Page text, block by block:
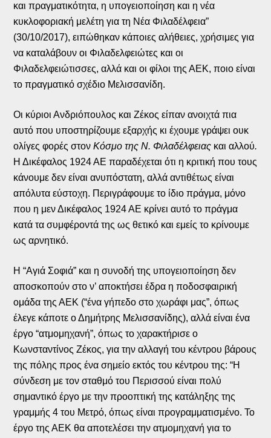
και πραγματικότητα, η υπογειοποίηση και η νέα
κυκλοφοριακή μελέτη για τη Νέα Φιλαδέλφεια”
(30/10/2017), ειπώθηκαν κάποιες αλήθειες, χρήσιμες για
να καταλάβουν οι Φιλαδελφειώτες και οι
Φιλαδελφειώτισσες, αλλά και οι φίλοι της ΑΕΚ, ποιο είναι
το πραγματικό σχέδιο Μελισσανίδη.
Οι κύριοι Ανδριόπουλος και Ζέκος είπαν ανοιχτά πια
αυτό που υποστηρίζουμε εξαρχής κι έχουμε γράψει ουκ
ολίγες φορές στονΚόσμο της Ν. Φιλαδέλφειας και αλλού.
Η Δικέφαλος 1924 ΑΕ παραδέχεται ότι η κριτική που τους
κάνουμε δεν είναι ανυπόστατη, αλλά αντιθέτως είναι
απόλυτα εύστοχη. Περιγράφουμε το ίδιο πράγμα, μόνο
που η μεν Δικέφαλος 1924 ΑΕ κρίνει αυτό το πράγμα
κατά τα συμφέροντά της ως θετικό και εμείς το κρίνουμε
ως αρνητικό.
Η “Αγιά Σοφιά” και η συνοδή της υπογειοποίηση δεν
αποσκοπούν στο ν’ αποκτήσει έδρα η ποδοσφαιρική
ομάδα της ΑΕΚ (“ένα γήπεδο στο χωράφι μας”, όπως
έλεγε κάποτε ο Δημήτρης Μελισσανίδης), αλλά είναι ένα
έργο “ατμομηχανή”, όπως το χαρακτήρισε ο
Κωνσταντίνος Ζέκος, για την αλλαγή του κέντρου βάρους
της πόλης προς ένα σημείο εκτός του κέντρου της: “Η
σύνδεση με τον σταθμό του Περισσού είναι πολύ
σημαντικό έργο με την προοπτική της κατάληξης της
γραμμής 4 του Μετρό, όπως είναι προγραμματισμένο. Το
έργο της ΑΕΚ θα αποτελέσει την ατμομηχανή για το